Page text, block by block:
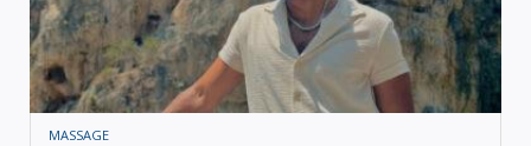
MASSAGE